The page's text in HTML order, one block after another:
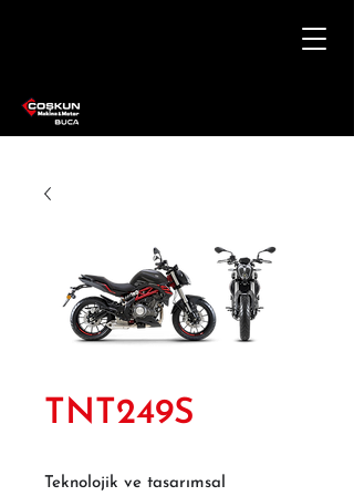
TNT249S
Teknolojik ve tasarımsal